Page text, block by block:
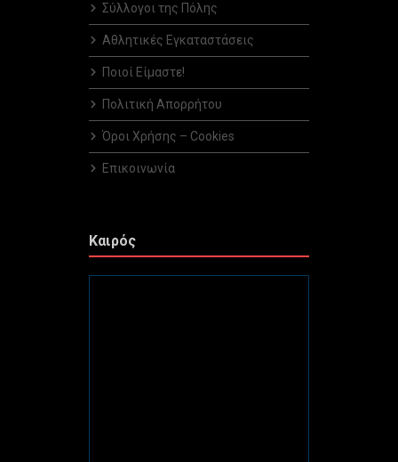
Σύλλογοι της Πόλης
Αθλητικές Εγκαταστάσεις
Ποιοί Είμαστε!
Πολιτική Απορρήτου
Όροι Χρήσης – Cookies
Επικοινωνία
Καιρός